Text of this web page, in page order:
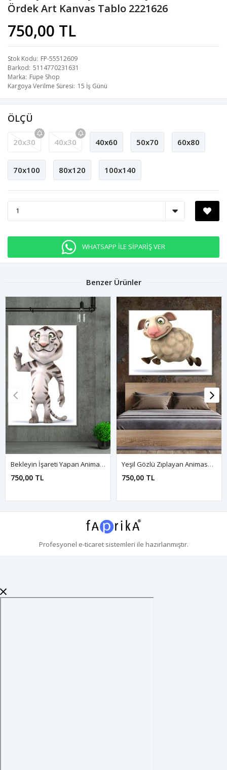
Ördek Art Kanvas Tablo 2221626
750,00 TL
Stok Kodu FP-55512609
Barkod 5114770231631
Marka Fupe Shop
Kargoya Verilme Süresi 15 İş Günü
ÖLÇÜ
20x30 40x30 40x60 50x70 60x80
70x100 80x120 100x140
WHATSAPP İLE SİPARİŞ VER
Benzer Ürünler
Bekleyin İşareti Yapan Animasyon Kaplan Art Kanvas Tablo 2221624
750,00 TL
Yeşil Gözlü Zıplayan Animasyon Koyun Art Kanvas Tablo 2221606
750,00 TL
Profesyonel e-ticaretsistemleri ile hazırlanmıştır.